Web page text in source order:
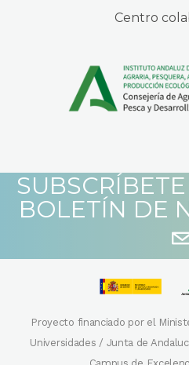
Centro
BOLETÍN DE
Proyecto financiado por el
Universidades / Junta de